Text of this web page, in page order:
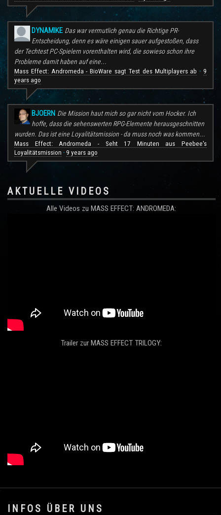
DYNAMIKE Das war vermutlich genau die Richtige PR-
Entscheidung, denn es wäre einigen sauer aufgestoßen, dass
der Techtest PC-Spielern vorenthalten wird, die sowieso schon ihre
Probleme damit haben auf eine...
Mass Effect: Andromeda - BioWare sagt Test des Multiplayers ab ·9
years ago
BJOERN Die Mission haut mich so gar nicht vom Hocker. Ich
hoffe, dass die sehenswerten RPG-Elemente herausgeschnitten
wurden. Das ist eine Loyalitätsmission - da muss noch was kommen...
Mass Effect: Andromeda - Seht 17 Minuten aus Peebee's
Loyalitätsmission · 9 years ago
AKTUELLE VIDEOS
Alle Videos zu MASS EFFECT: ANDROMEDA:
Trailer zur MASS EFFECT TRILOGY:
.
INFOS ÜBER UNS